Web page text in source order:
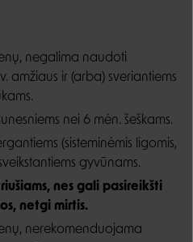
negalima naudoti
amžiaus ir (arba) sveriantiems
nei 6 mėn. šeškams.
(sisteminėmis ligomis,
gyvūnams.
nes gali pasireikšti
netgi mirtis.
nerekomenduojama